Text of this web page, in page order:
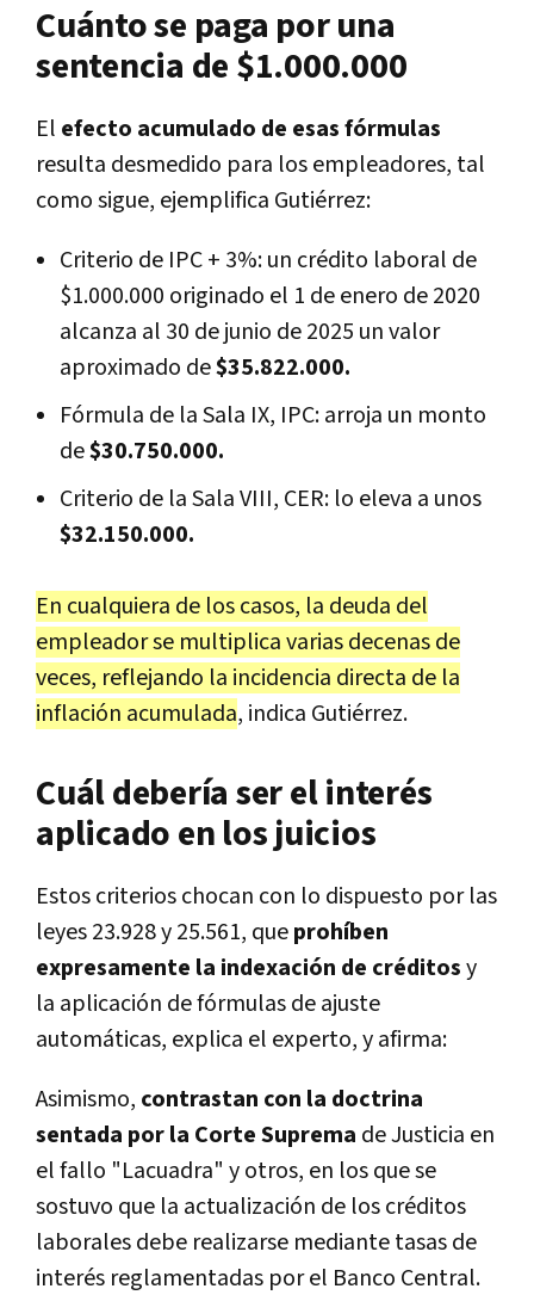
Cuánto se paga por una
sentencia de $1.000.000
El efecto acumulado de esas fórmulas
resulta desmedido para los empleadores, tal
como sigue, ejemplifica Gutiérrez:
Criterio de IPC + 3%: un crédito laboral de
$1.000.000 originado el 1 de enero de 2020
alcanza al 30 de junio de 2025 un valor
aproximado de$35.822.000.
Fórmula de la Sala IX, IPC: arroja un monto
de$30.750.000.
Criterio de la Sala VIII, CER: lo eleva a unos
$32.150.000.
En cualquiera de los casos, la deuda del
empleador se multiplica varias decenas de
veces, reflejando la incidencia directa de la
inflación acumulada, indica Gutiérrez.
Cuál debería ser el interés
aplicado en los juicios
Estos criterios chocan con lo dispuesto por las
leyes 23.928 y 25.561, queprohíben
expresamente la indexación de créditosy
la aplicación de fórmulas de ajuste
automáticas, explica el experto, y afirma:
Asimismo, contrastan con la doctrina
sentada por la Corte Suprema de Justicia en
el fallo "Lacuadra" y otros, en los que se
sostuvo que la actualización de los créditos
laborales debe realizarse mediante tasas de
interés reglamentadas por el Banco Central.